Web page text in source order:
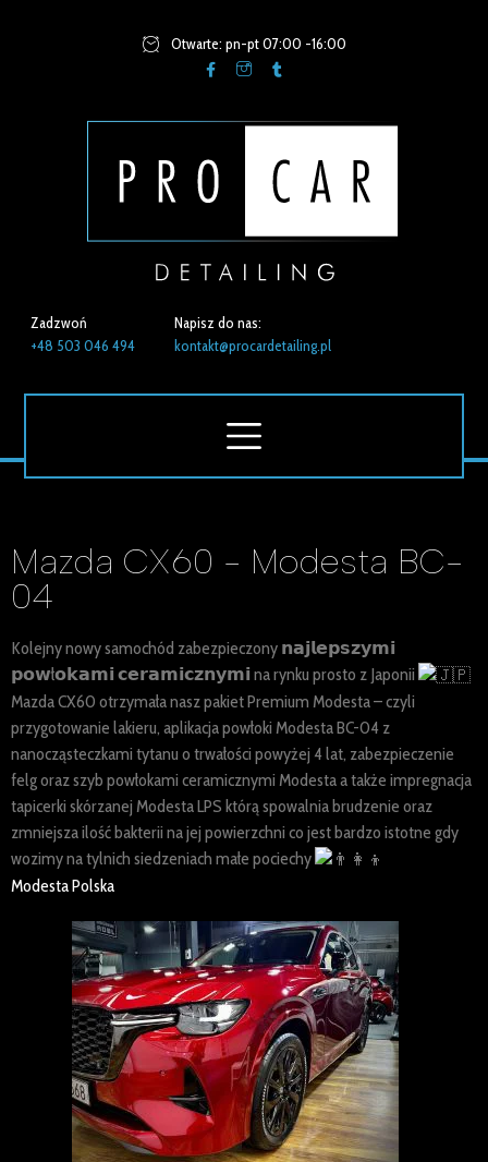
Otwarte: pn-pt 07:00 -16:00
Zadzwoń
+48 503 046 494
Napisz do nas:
kontakt@procardetailing.pl
Mazda CX60 - Modesta BC-
04
Kolejny nowy samochód zabezpieczony 𝗻𝗮𝗷𝗹𝗲𝗽𝘀𝘇𝘆𝗺𝗶
𝗽𝗼𝘄ł𝗼𝗸𝗮𝗺𝗶 𝗰𝗲𝗿𝗮𝗺𝗶𝗰𝘇𝗻𝘆𝗺𝗶 na rynku prosto z Japonii
Mazda CX60 otrzymała nasz pakiet Premium Modesta – czyli
przygotowanie lakieru, aplikacja powłoki Modesta BC-04 z
nanocząsteczkami tytanu o trwałości powyżej 4 lat, zabezpieczenie
felg oraz szyb powłokami ceramicznymi Modesta a także impregnacja
tapicerki skórzanej Modesta LPS którą spowalnia brudzenie oraz
zmniejsza ilość bakterii na jej powierzchni co jest bardzo istotne gdy
wozimy na tylnich siedzeniach małe pociechy
Modesta Polska